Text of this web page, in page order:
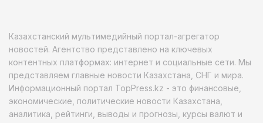
Казахстанский мультимедийный портал-агрегатор
новостей. Агентство представлено на ключевых
контентных платформах: интернет и социальные сети. Мы
представляем главные новости Казахстана, СНГ и мира.
Информационный портал TopPress.kz - это финансовые,
экономические, политические новости Казахстана,
аналитика, рейтинги, выводы и прогнозы, курсы валют и